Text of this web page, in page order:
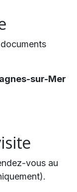
sur-Mer
vous au